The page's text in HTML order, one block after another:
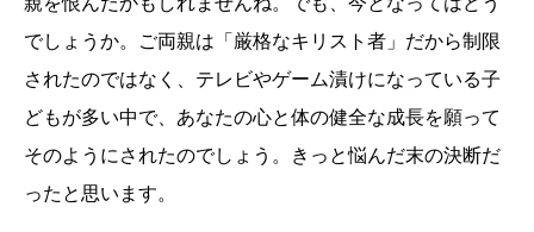
でしょうか。ご両親は「厳格なキリスト者」だから制限
されたのではなく、テレビやゲーム漬けになっている子
どもが多い中で、あなたの心と体の健全な成長を願って
そのようにされたのでしょう。きっと悩んだ末の決断だ
ったと思います。